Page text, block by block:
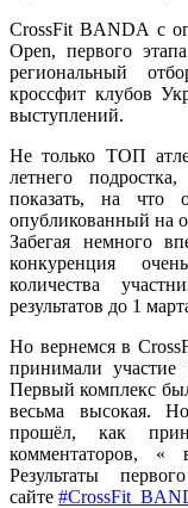
CrossFit BANDA с
Open, первого
региональный
кроссфит клубов
выступлений.
Не только ТОП
летнего
показать, на что
опубликованный на
Забегая немного
конкуренция
количества
результатов до 1
Но вернемся в
принимали
Первый комплекс
весьма высокая.
прошёл, как
комментаторов, «
Результаты
сайте